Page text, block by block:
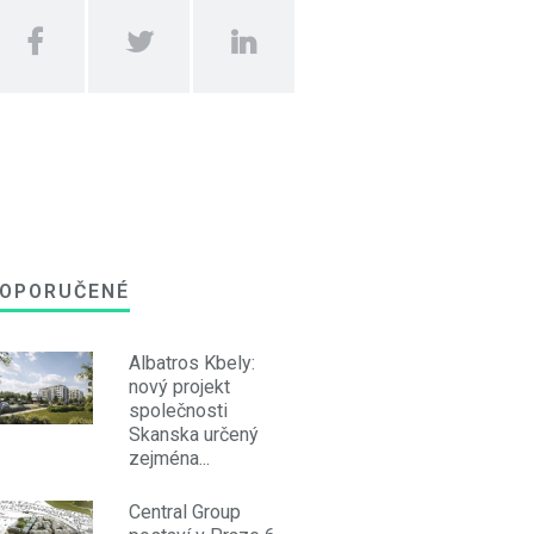
Albatros Kbely:
nový projekt
společnosti
Skanska určený
zejména...
Central Group